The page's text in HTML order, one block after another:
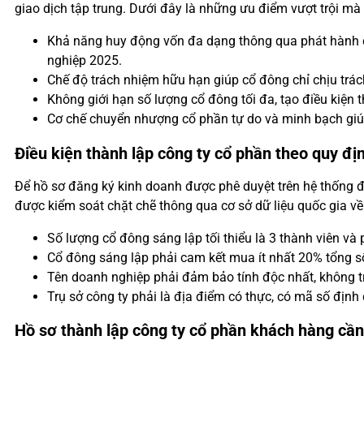
giao dịch tập trung. Dưới đây là những ưu điểm vượt trội
Khả năng huy động vốn đa dạng thông qua phát
nghiệp 2025.
Chế độ trách nhiệm hữu hạn giúp cổ đông chỉ chịu
Không giới hạn số lượng cổ đông tối đa, tạo điều
Cơ chế chuyển nhượng cổ phần tự do và minh bạch
Điều kiện thành lập công ty cổ phần theo quy
Để hồ sơ đăng ký kinh doanh được phê duyệt trên hệ thống
được kiểm soát chặt chẽ thông qua cơ sở dữ liệu quốc gia
Số lượng cổ đông sáng lập tối thiểu là 3 thành viên
Cổ đông sáng lập phải cam kết mua ít nhất 20% tổng
Tên doanh nghiệp phải đảm bảo tính độc nhất, không
Trụ sở công ty phải là địa điểm có thực, có mã số
Hồ sơ thành lập công ty cổ phần khách hàng